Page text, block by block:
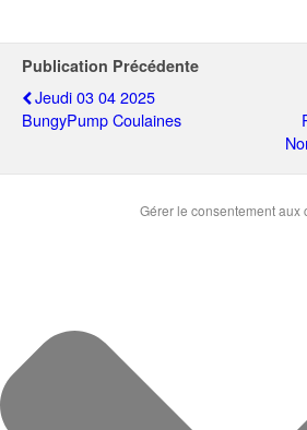
Publication Précédente
Jeudi 03 04 2025
BungyPump Coulaines
Gérer le consentement aux